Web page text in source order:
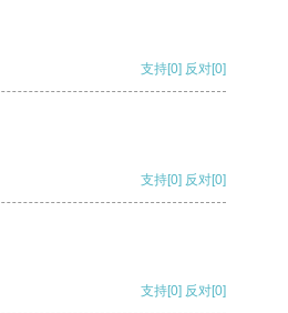
支持[0] 反对[0]
支持[0] 反对[0]
支持[0] 反对[0]